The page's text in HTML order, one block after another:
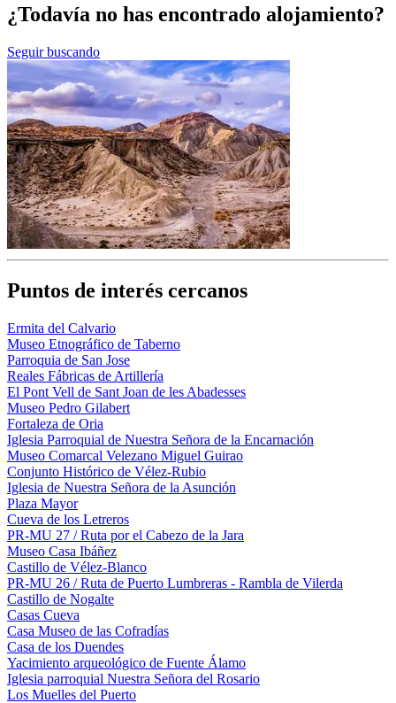
¿Todavía no has encontrado alojamiento?
Seguir buscando
Puntos de interés cercanos
Ermita del Calvario
Museo Etnográfico de Taberno
Parroquia de San Jose
Reales Fábricas de Artillería
El Pont Vell de Sant Joan de les Abadesses
Museo Pedro Gilabert
Fortaleza de Oria
Iglesia Parroquial de Nuestra Señora de la Encarnación
Museo Comarcal Velezano Miguel Guirao
Conjunto Histórico de Vélez-Rubio
Iglesia de Nuestra Señora de la Asunción
Plaza Mayor
Cueva de los Letreros
PR-MU 27 / Ruta por el Cabezo de la Jara
Museo Casa Ibáñez
Castillo de Vélez-Blanco
PR-MU 26 / Ruta de Puerto Lumbreras - Rambla de Vilerda
Castillo de Nogalte
Casas Cueva
Casa Museo de las Cofradías
Casa de los Duendes
Yacimiento arqueológico de Fuente Álamo
Iglesia parroquial Nuestra Señora del Rosario
Los Muelles del Puerto